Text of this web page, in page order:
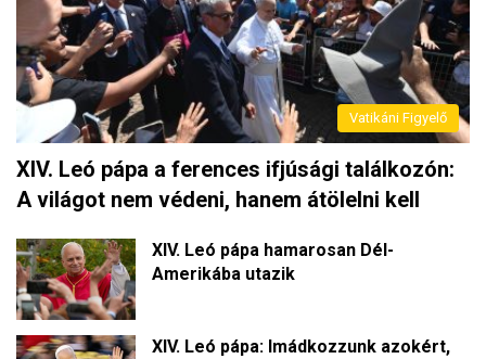
Vatikáni Figyelő
XIV. Leó pápa a ferences ifjúsági találkozón:
A világot nem védeni, hanem átölelni kell
XIV. Leó pápa hamarosan Dél-
Amerikába utazik
XIV. Leó pápa: Imádkozzunk azokért,